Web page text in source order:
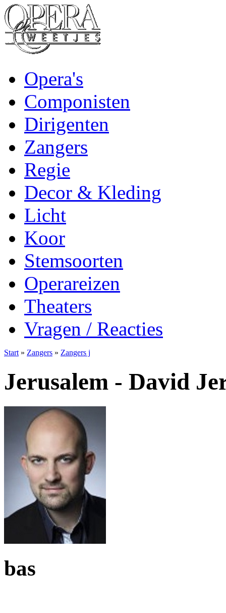
Opera's
Componisten
Dirigenten
Zangers
Regie
Decor & Kleding
Licht
Koor
Stemsoorten
Operareizen
Theaters
Vragen / Reacties
Start » Zangers » Zangers j
Jerusalem - David
bas